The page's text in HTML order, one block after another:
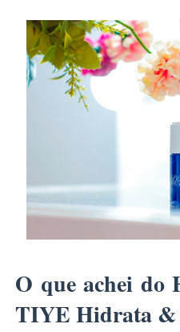
O que achei do
TIYE Hidrata &